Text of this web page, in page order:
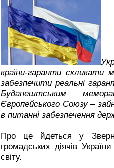
країни-гаранти скликати
забезпечити реальні
Будапештським
Європейського Союзу –
в питанні забезпечення
Про це йдеться у
громадських діячів
світу.